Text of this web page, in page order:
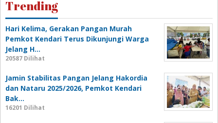
Trending
Hari Kelima, Gerakan Pangan Murah
Pemkot Kendari Terus Dikunjungi Warga
Jelang H…
20587 Dilihat
Jamin Stabilitas Pangan Jelang Hakordia
dan Nataru 2025/2026, Pemkot Kendari
Bak…
16201 Dilihat